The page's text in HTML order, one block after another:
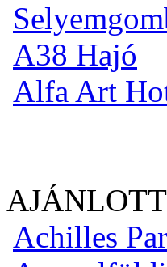
A38 Hajó
Alfa Art
Achilles